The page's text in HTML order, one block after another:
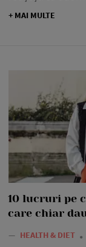
+ MAI MULTE
10 lucruri pe
care chiar
— HEALTH & DIET